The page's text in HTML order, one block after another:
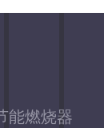
能燃烧器